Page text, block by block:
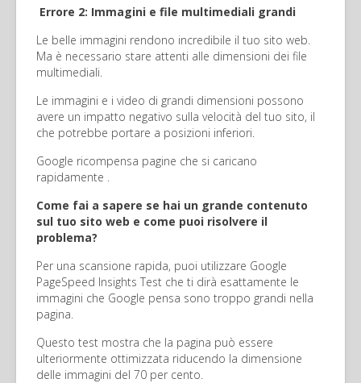
Errore 2: Immagini e file multimediali grandi
Le belle immagini rendono incredibile il tuo sito web.
Ma è necessario stare attenti alle dimensioni dei file
multimediali.
Le immagini e i video di grandi dimensioni possono
avere un impatto negativo sulla velocità del tuo sito, il
che potrebbe portare a posizioni inferiori.
Google ricompensa pagine che si caricano
rapidamente .
Come fai a sapere se hai un grande contenuto
sul tuo sito web e come puoi risolvere il
problema?
Per una scansione rapida, puoi utilizzare Google
PageSpeed Insights Test che ti dirà esattamente le
immagini che Google pensa sono troppo grandi nella
pagina.
Questo test mostra che la pagina può essere
ulteriormente ottimizzata riducendo la dimensione
delle immagini del 70 per cento.